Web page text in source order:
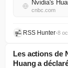
cnbc.com
RSS Hunter•8
Les actions de
Huang a